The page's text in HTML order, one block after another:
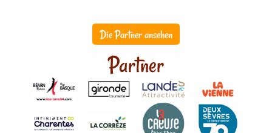
Die Partner ansehen
Partner